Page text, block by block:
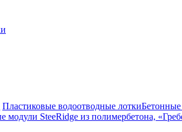
Пластиковые водоотводные лотки
модули SteeRidge из полимербетона,